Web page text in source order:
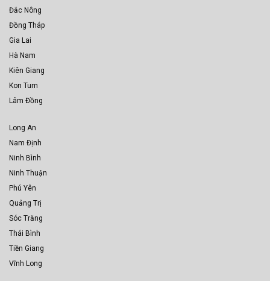
Đắc Nông
Đồng Tháp
Gia Lai
Hà Nam
Kiên Giang
Kon Tum
Lâm Đồng
Long An
Nam Định
Ninh Bình
Ninh Thuận
Phú Yên
Quảng Trị
Sóc Trăng
Thái Bình
Tiền Giang
Vĩnh Long